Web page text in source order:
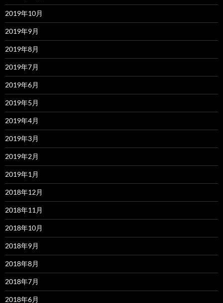
2019年10月
2019年9月
2019年8月
2019年7月
2019年6月
2019年5月
2019年4月
2019年3月
2019年2月
2019年1月
2018年12月
2018年11月
2018年10月
2018年9月
2018年8月
2018年7月
2018年6月